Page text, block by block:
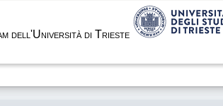
dell'Università di Trieste